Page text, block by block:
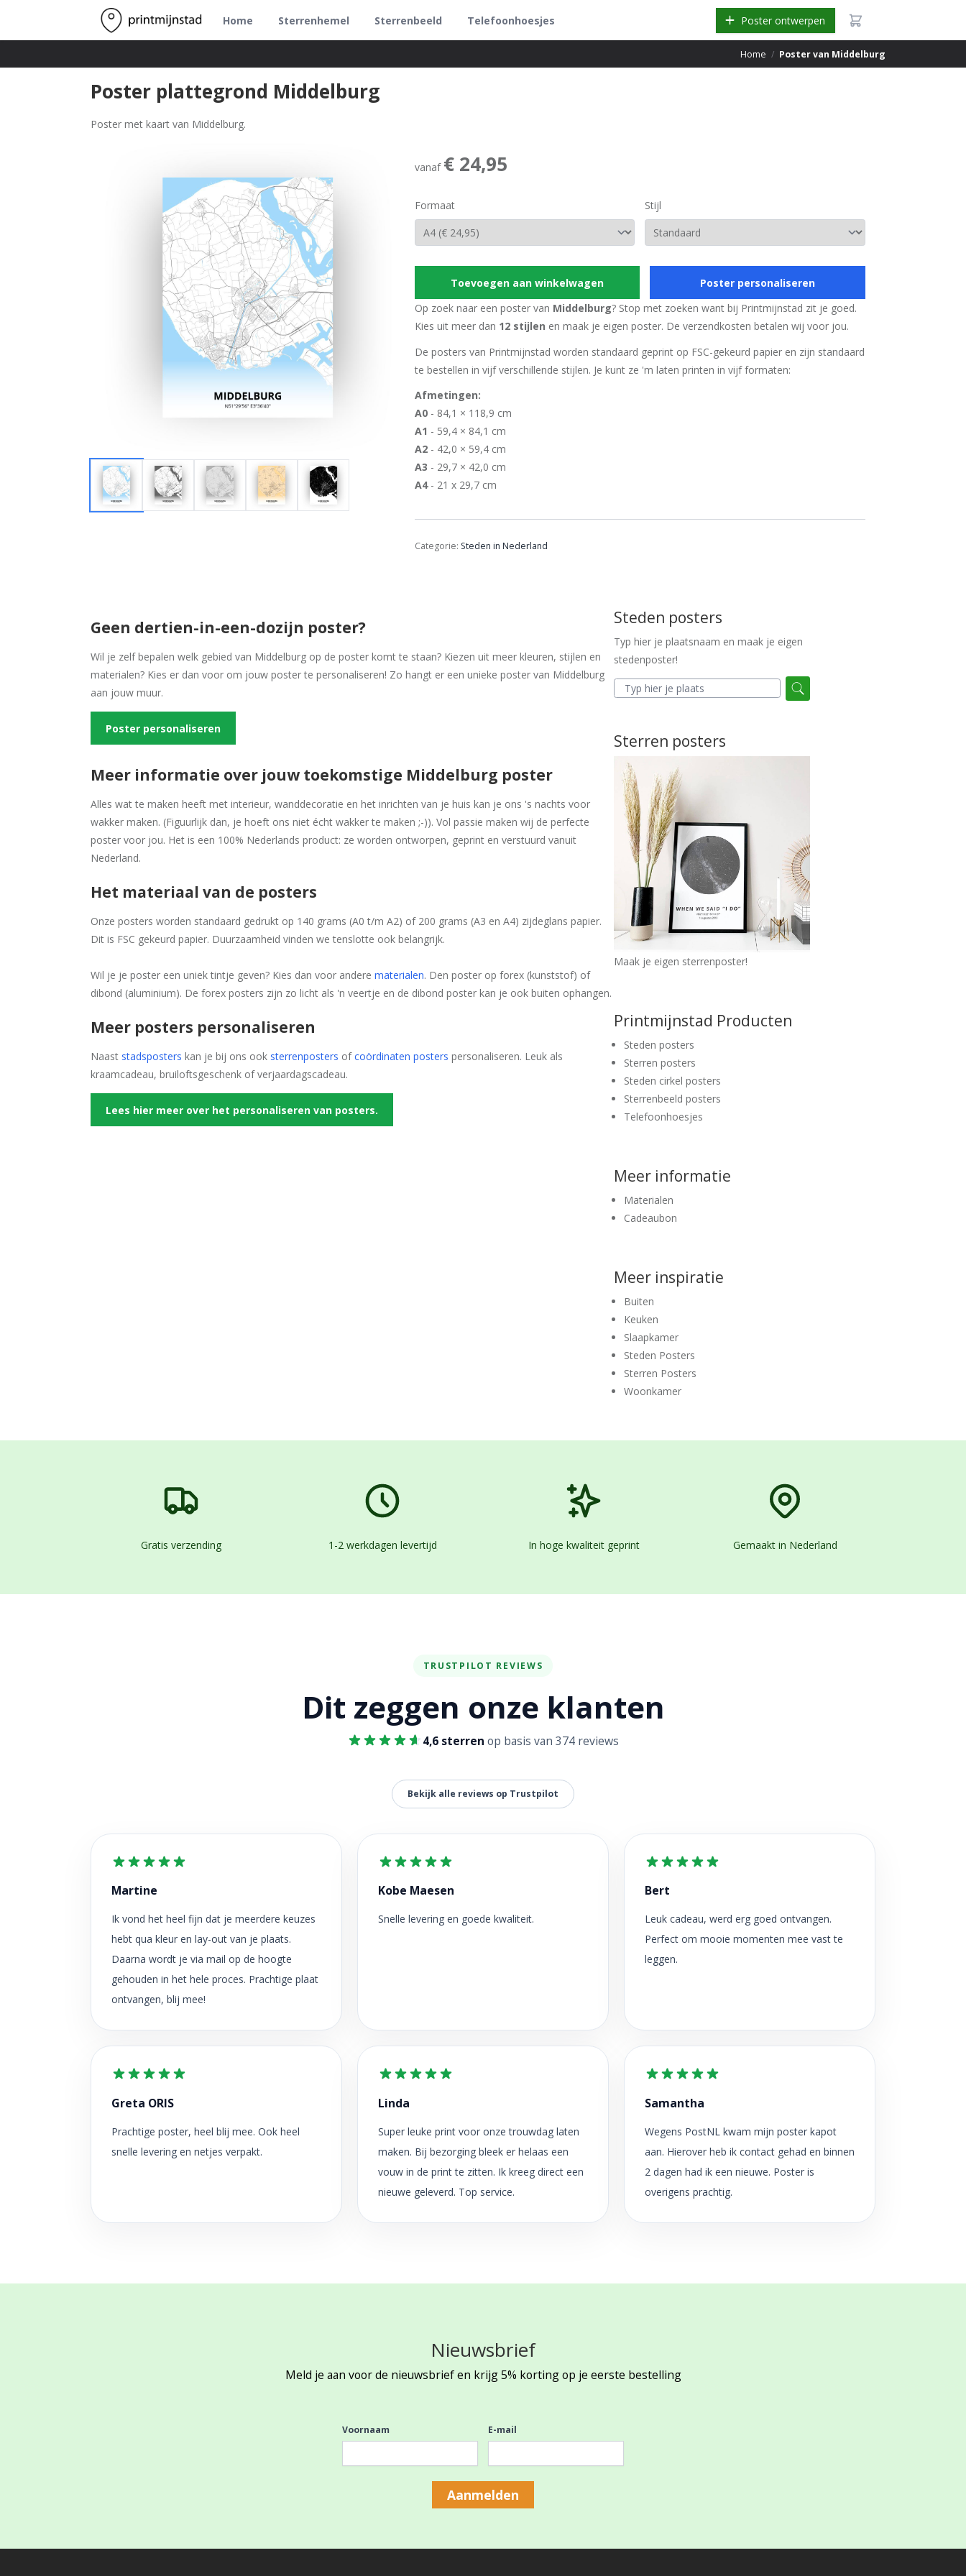
Home Sterrenhemel Sterrenbeeld Telefoonhoesjes Poster ontwerpen
Home / Poster van Middelburg
Poster plattegrond Middelburg
Poster met kaart van Middelburg.
vanaf € 24,95
Formaat Stijl
Toevoegen aan winkelwagen
Poster personaliseren
Op zoek naar een poster van Middelburg? Stop met zoeken want bij Printmijnstad zit je goed.
Kies uit meer dan 12 stijlen en maak je eigen poster. De verzendkosten betalen wij voor jou.
De posters van Printmijnstad worden standaard geprint op FSC-gekeurd papier en zijn standaard
te bestellen in vijf verschillende stijlen. Je kunt ze 'm laten printen in vijf formaten:
Afmetingen:
A0- 84,1 × 118,9 cm
A1 - 59,4 × 84,1 cm
A2- 42,0 × 59,4 cm
A3 - 29,7 × 42,0 cm
A4- 21 x 29,7 cm
Categorie: Steden in Nederland
Geen dertien-in-een-dozijn poster?
Wil je zelf bepalen welk gebied van Middelburg op de poster komt te staan? Kiezen uit meer kleuren, stijlen en
materialen? Kies er dan voor om jouw poster te personaliseren! Zo hangt er een unieke poster van Middelburg
aan jouw muur.
Poster personaliseren
Meer informatie over jouw toekomstige Middelburg poster
Alles wat te maken heeft met interieur, wanddecoratie en het inrichten van je huis kan je ons 's nachts voor
wakker maken. (Figuurlijk dan, je hoeft ons niet écht wakker te maken ;-)). Vol passie maken wij de perfecte
poster voor jou. Het is een 100% Nederlands product: ze worden ontworpen, geprint en verstuurd vanuit
Nederland.
Het materiaal van de posters
Onze posters worden standaard gedrukt op 140 grams (A0 t/m A2) of 200 grams (A3 en A4) zijdeglans papier.
Dit is FSC gekeurd papier. Duurzaamheid vinden we tenslotte ook belangrijk.
Wil je je poster een uniek tintje geven? Kies dan voor andere materialen. Den poster op forex (kunststof) of
dibond (aluminium). De forex posters zijn zo licht als 'n veertje en de dibond poster kan je ook buiten ophangen.
Meer posters personaliseren
Naast stadsposters kan je bij ons ook sterrenposters ofcoördinaten posters personaliseren. Leuk als
kraamcadeau, bruiloftsgeschenk of verjaardagscadeau.
Lees hier meer over het personaliseren van posters.
Steden posters
Typ hier je plaatsnaam en maak je eigen
stedenposter!
Sterren posters
Maak je eigen sterrenposter!
Printmijnstad Producten
Steden posters
Sterren posters
Steden cirkel posters
Sterrenbeeld posters
Telefoonhoesjes
Meer informatie
Materialen
Cadeaubon
Meer inspiratie
Buiten
Keuken
Slaapkamer
Steden Posters
Sterren Posters
Woonkamer
Gratis verzending 1-2 werkdagen levertijd In hoge kwaliteit geprint Gemaakt in Nederland
TRUSTPILOT REVIEWS
Dit zeggen onze klanten
4,6 sterren op basis van 374 reviews
Bekijk alle reviews op Trustpilot
Martine
Ik vond het heel fijn dat je meerdere keuzes
hebt qua kleur en lay-out van je plaats.
Daarna wordt je via mail op de hoogte
gehouden in het hele proces. Prachtige plaat
ontvangen, blij mee!
Kobe Maesen
Snelle levering en goede kwaliteit.
Bert
Leuk cadeau, werd erg goed ontvangen.
Perfect om mooie momenten mee vast te
leggen.
Greta ORIS
Prachtige poster, heel blij mee. Ook heel
snelle levering en netjes verpakt.
Linda
Super leuke print voor onze trouwdag laten
maken. Bij bezorging bleek er helaas een
vouw in de print te zitten. Ik kreeg direct een
nieuwe geleverd. Top service.
Samantha
Wegens PostNL kwam mijn poster kapot
aan. Hierover heb ik contact gehad en binnen
2 dagen had ik een nieuwe. Poster is
overigens prachtig.
Nieuwsbrief
Meld je aan voor de nieuwsbrief en krijg 5% korting op je eerste bestelling
Voornaam E-mail
Aanmelden